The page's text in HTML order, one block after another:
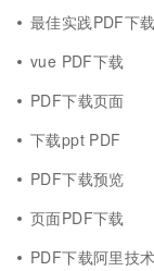
最佳实践PDF下载
vue PDF下载
PDF下载页面
下载ppt PDF
PDF下载预览
页面PDF下载
PDF下载阿里技